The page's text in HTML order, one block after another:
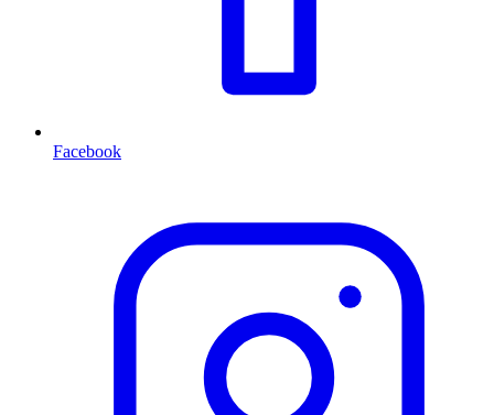
Facebook